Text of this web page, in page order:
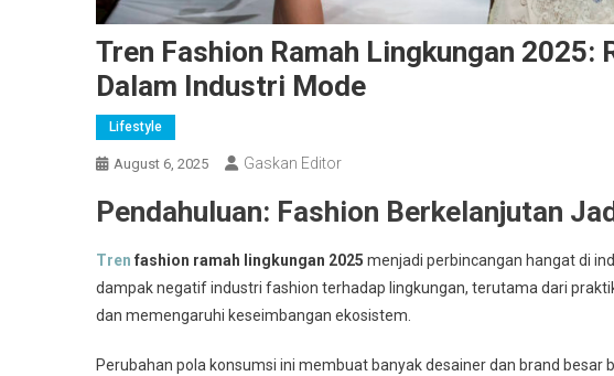
Tren Fashion Ramah Lingkungan 2025:
Dalam Industri Mode
Lifestyle
August 6, 2025 Gaskan Editor
Pendahuluan: Fashion Berkelanjutan
Tren fashion ramah lingkungan 2025 menjadi perbincangan hangat di
dampak negatif industri fashion terhadap lingkungan, terutama dari
dan memengaruhi keseimbangan ekosistem.
Perubahan pola konsumsi ini membuat banyak desainer dan brand